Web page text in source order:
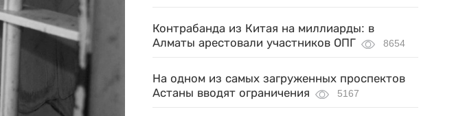
Контрабанда из Китая на миллиарды: в
Алматы арестовали участников ОПГ
8654
На одном из самых загруженных проспектов
Астаны вводят ограничения
5167